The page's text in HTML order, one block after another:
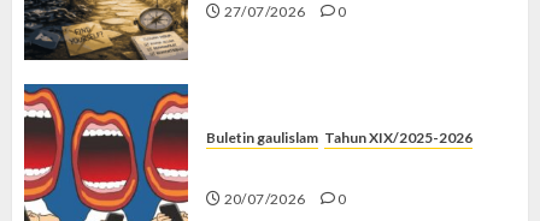
27/07/2026 0
Buletin gaulislam Tahun XIX/2025-2026
20/07/2026 0